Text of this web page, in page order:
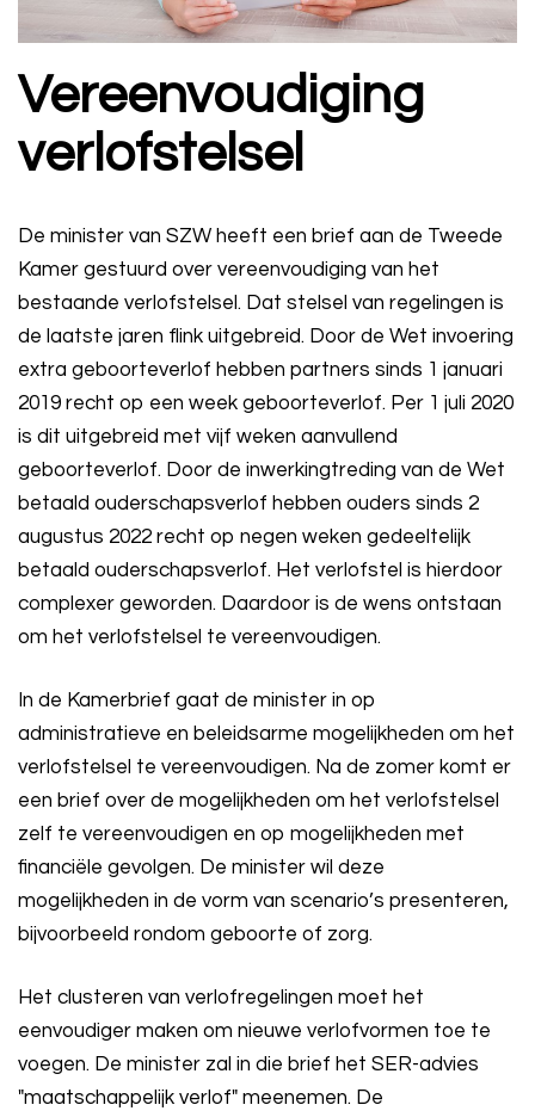
Vereenvoudiging
verlofstelsel
De minister van SZW heeft een brief aan de Tweede
Kamer gestuurd over vereenvoudiging van het
bestaande verlofstelsel. Dat stelsel van regelingen is
de laatste jaren flink uitgebreid. Door de Wet invoering
extra geboorteverlof hebben partners sinds 1 januari
2019 recht op een week geboorteverlof. Per 1 juli 2020
is dit uitgebreid met vijf weken aanvullend
geboorteverlof. Door de inwerkingtreding van de Wet
betaald ouderschapsverlof hebben ouders sinds 2
augustus 2022 recht op negen weken gedeeltelijk
betaald ouderschapsverlof. Het verlofstel is hierdoor
complexer geworden. Daardoor is de wens ontstaan
om het verlofstelsel te vereenvoudigen.
In de Kamerbrief gaat de minister in op
administratieve en beleidsarme mogelijkheden om het
verlofstelsel te vereenvoudigen. Na de zomer komt er
een brief over de mogelijkheden om het verlofstelsel
zelf te vereenvoudigen en op mogelijkheden met
financiële gevolgen. De minister wil deze
mogelijkheden in de vorm van scenario’s presenteren,
bijvoorbeeld rondom geboorte of zorg.
Het clusteren van verlofregelingen moet het
eenvoudiger maken om nieuwe verlofvormen toe te
voegen. De minister zal in die brief het SER-advies
"maatschappelijk verlof" meenemen. De